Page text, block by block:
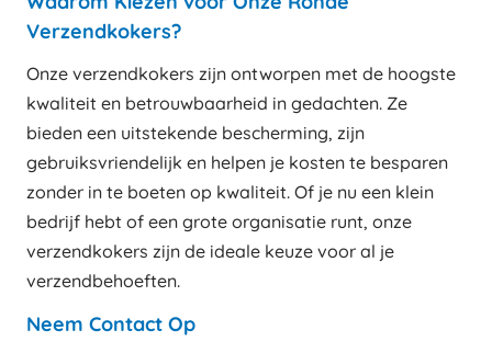
Verzendkokers?
Onze verzendkokers zijn ontworpen met de hoogste
kwaliteit en betrouwbaarheid in gedachten. Ze
bieden een uitstekende bescherming, zijn
gebruiksvriendelijk en helpen je kosten te besparen
zonder in te boeten op kwaliteit. Of je nu een klein
bedrijf hebt of een grote organisatie runt, onze
verzendkokers zijn de ideale keuze voor al je
verzendbehoeften.
Neem Contact Op